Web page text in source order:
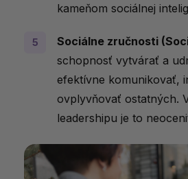
kameňom sociálnej
Sociálne zručnosti
schopnosť vytvárať a
efektívne komunikovať,
ovplyvňovať ostatných.
leadershipu je to